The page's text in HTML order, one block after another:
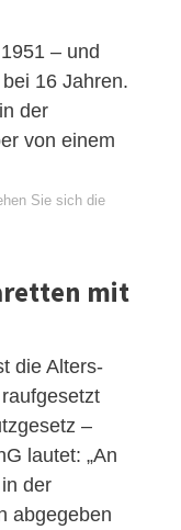
– und
16 Jahren.
der
von einem
Sie sich die
mit
die Alters-
–
lautet: „An
der
abgegeben